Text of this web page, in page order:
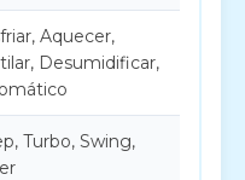
Aquecer,
Desumidificar,
Turbo, Swing,